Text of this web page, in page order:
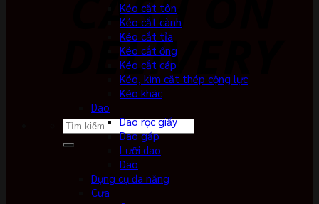
Tìm
Kéo cắt tôn
Kéo cắt cành
Kéo cắt tỉa
Kéo cắt ống
Kéo cắt cáp
Kéo, kìm cắt thép cộng lực
Kéo khác
Dao
Dao rọc giấy
Dao gấp
Lưỡi dao
Dao
Dụng cụ đa năng
Cưa